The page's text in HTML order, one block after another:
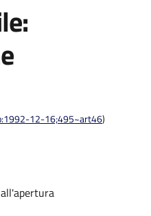
12-16;495~art46)